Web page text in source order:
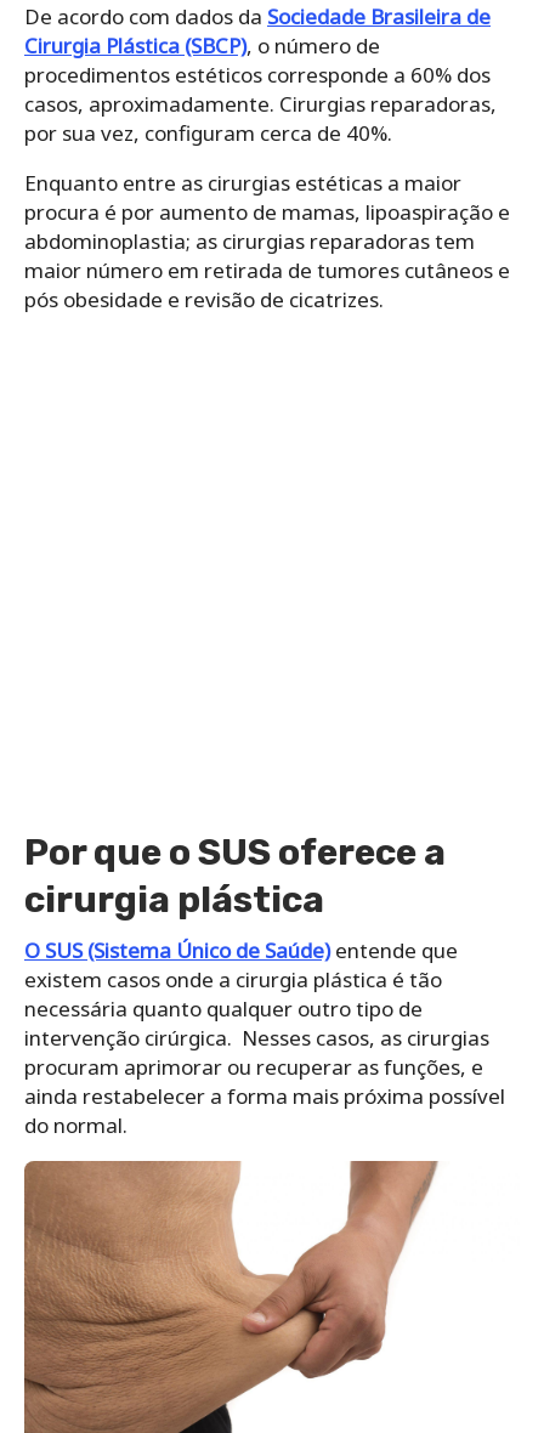
De acordo com dados da Sociedade Brasileira de
Cirurgia Plástica (SBCP), o número de
procedimentos estéticos corresponde a 60% dos
casos, aproximadamente. Cirurgias reparadoras,
por sua vez, configuram cerca de 40%.
Enquanto entre as cirurgias estéticas a maior
procura é por aumento de mamas, lipoaspiração e
abdominoplastia; as cirurgias reparadoras tem
maior número em retirada de tumores cutâneos e
pós obesidade e revisão de cicatrizes.
Por que o SUS oferece a
cirurgia plástica
O SUS (Sistema Único de Saúde)entende que
existem casos onde a cirurgia plástica é tão
necessária quanto qualquer outro tipo de
intervenção cirúrgica. Nesses casos, as cirurgias
procuram aprimorar ou recuperar as funções, e
ainda restabelecer a forma mais próxima possível
do normal.